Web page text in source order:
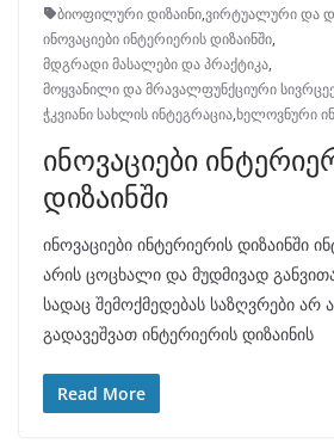
ბიოფილური დიზაინი,ვირტუალური და
ინოვაციები ინტერიერის დიზაინში,
მდგრადი მასალები და პრაქტიკა,
მოყვანილი და მრავალფუნქციური
ჭკვიანი სახლის ინტეგრაცია,ხელოვნური
ინოვაციები
დიზაინში
ინოვაციები ინტერიერის დიზაინში
არის ცოცხალი და მუდმივად
სადაც შემოქმედებას საზღვრები არ
გადავეშვათ ინტერიერის დიზაინის
Read More